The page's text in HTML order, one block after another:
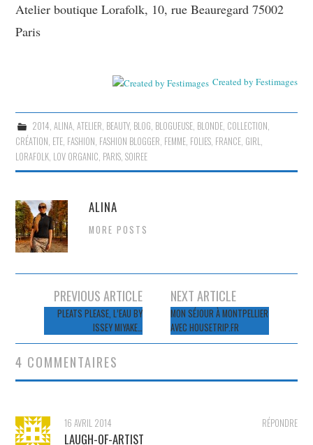
Atelier boutique Lorafolk, 10, rue Beauregard 75002
Paris
Created by Festimages
2014, ALINA, ATELIER, BEAUTY, BLOG, BLOGUEUSE, BLONDE, COLLECTION,
CRÉATION, ETE, FASHION, FASHION BLOGGER, FEMME, FOLIES, FRANCE, GIRL,
LORAFOLK, LOV ORGANIC, PARIS,SOIREE
ALINA
MORE POSTS
Navigation
articles
PREVIOUS ARTICLE
PLEATS PLEASE, L’EAU BY
ISSEY MIYAKE…
NEXT ARTICLE
MON SÉJOUR À MONTPELLIER
AVEC HOUSETRIP.FR
4 COMMENTAIRES
RÉPONDRE
16 AVRIL 2014
LAUGH-OF-ARTIST